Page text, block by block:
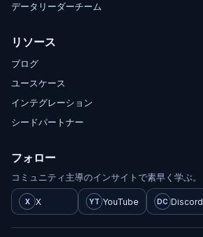
データリーダーチーム
リソース
ブログ
ユースケース
インテグレーション
シードパートナー
フォロー
コミュニティ主導のインサイトで素早く学ぶ。
X X YT YouTube DC Discord